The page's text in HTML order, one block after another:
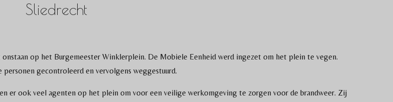
Sliedrecht
op het Burgemeester Winklerplein. De Mobiele Eenheid werd ingezet om het plein te vegen.
personen gecontroleerd en vervolgens weggestuurd.
er ook veel agenten op het plein om voor een veilige werkomgeving te zorgen voor de brandweer. Zij